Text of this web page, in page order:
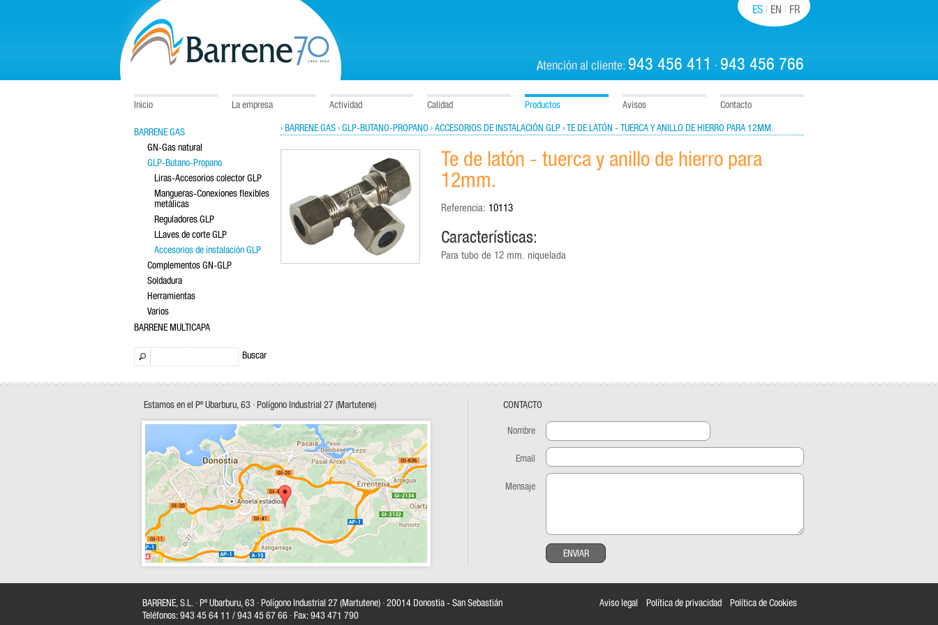
ES EN FR
Atención al cliente: 943 456 411 · 943 456 766
Inicio La empresa Actividad Calidad Productos Avisos Contacto
BARRENE GAS
GN-Gas natural
GLP-Butano-Propano
Liras-Accesorios colector GLP
Mangueras-Conexiones flexibles
metálicas
Reguladores GLP
LLaves de corte GLP
Accesorios de instalación GLP
Complementos GN-GLP
Soldadura
Herramientas
Varios
BARRENE MULTICAPA
Buscar
› BARRENE GAS › GLP-BUTANO-PROPANO › ACCESORIOS DE INSTALACIÓN GLP › TE DE LATÓN - TUERCA Y ANILLO DE HIERRO PARA 12MM.
Te de latón - tuerca y anillo de hierro para
12mm.
Referencia: 10113
Características:
Para tubo de 12 mm. niquelada
Estamos en el Pº Ubarburu, 63 · Polígono Industrial 27 (Martutene) CONTACTO
Nombre
Email
Mensaje
ENVIAR
BARRENE, S.L. · Pº Ubarburu, 63 · Polígono Industrial 27 (Martutene) · 20014 Donostia - San Sebastián
Teléfonos: 943 45 64 11 / 943 45 67 66 · Fax: 943 471 790
Aviso legal · Política de privacidad · Política de Cookies